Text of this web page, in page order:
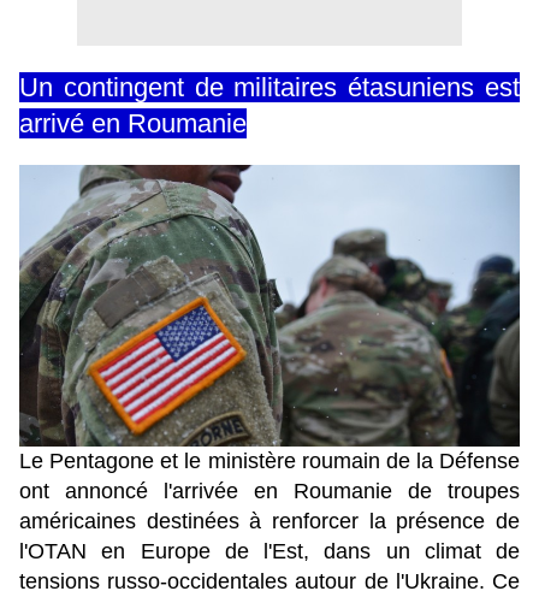
Un contingent de militaires étasuniens est
arrivé en Roumanie
Le Pentagone et le ministère roumain de la Défense
ont annoncé l'arrivée en Roumanie de troupes
américaines destinées à renforcer la présence de
l'OTAN en Europe de l'Est, dans un climat de
tensions russo-occidentales autour de l'Ukraine. Ce